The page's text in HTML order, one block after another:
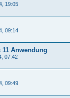
19:05
09:14
Anwendung
07:42
09:49